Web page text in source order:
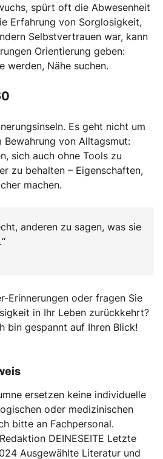
spürt oft die Abwesenheit
Erfahrung von Sorglosigkeit,
Selbstvertrauen war, kann
Orientierung geben:
werden, Nähe suchen.
Es geht nicht um
Bewahrung von Alltagsmut:
sich auch ohne Tools zu
zu behalten – Eigenschaften,
machen.
anderen zu sagen, was sie
Erinnerungen oder fragen Sie
in Ihr Leben zurückkehrt?
bin gespannt auf Ihren Blick!
ersetzen keine individuelle
oder medizinischen
bitte an Fachpersonal.
DEINESEITE Letzte
Ausgewählte Literatur und